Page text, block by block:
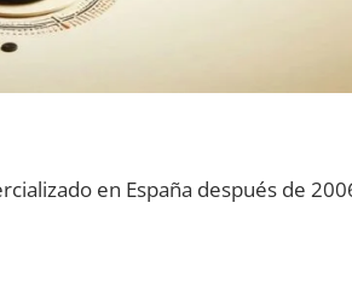
en España después dе